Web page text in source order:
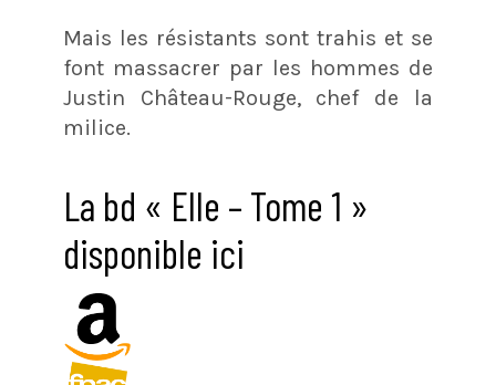
Mais les résistants sont trahis et se
font massacrer par les hommes de
Justin Château-Rouge, chef de la
milice.
La bd « Elle – Tome 1 »
disponible ici